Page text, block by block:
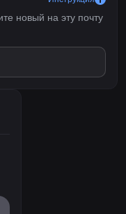
новый на эту почту